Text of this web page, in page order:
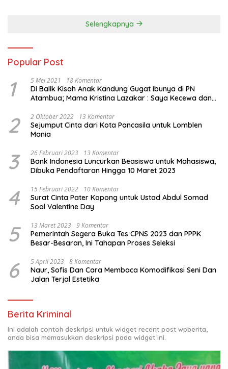
Selengkapnya
Popular Post
1 5 Mei 2021 18 Komentar
Di Balik Kisah Anak Kandung Gugat Ibunya di PN
Atambua; Mama Kristina Lazakar : Saya Kecewa dan
2 2 Oktober 2022 13 Komentar
Sejumput Cinta dari Kota Pancasila untuk Lomblen
Mania
3 26 Februari 2023 13 Komentar
Bank Indonesia Luncurkan Beasiswa untuk Mahasiswa,
Dibuka Pendaftaran Hingga 10 Maret 2023
4 15 Februari 2022 10 Komentar
Surat Cinta Pater Kopong untuk Ustad Abdul Somad
Soal Valentine Day
5 13 Maret 2023 9 Komentar
Pemerintah Segera Buka Tes CPNS 2023 dan PPPK
Besar-Besaran, Ini Tahapan Proses Seleksi
6 5 April 2023 8 Komentar
Naur, Sofis Dan Cara Membaca Komodifikasi Seni Dan
Jalan Terjal Estetika
Berita Kriminal
Ini adalah contoh deskripsi untuk widget recent post wpberita,
anda bisa memasukkan deskripsi pada widget ini.